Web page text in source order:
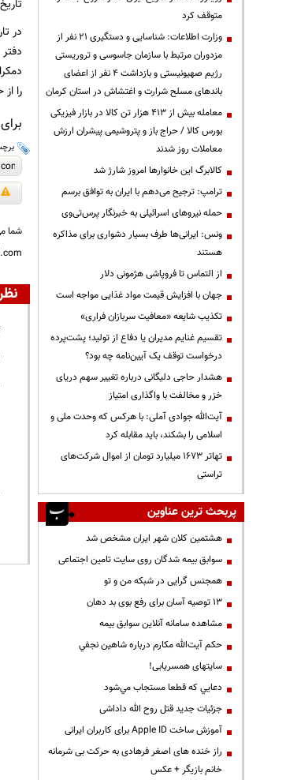
تاریخ جنبش
را
شما
متوقف کرد
وزارت اطلاعات: شناسایی و دستگیری ۲۱ نفر از
مزدوران مرتبط با سازمان جاسوسی و تروریستی
رژیم صهیونیستی و بازداشت ۴ نفر از اعضای
باندهای مسلح شرارت و اغتشاش در استان کرمان
معامله بیش از ۴۱۳ هزار تن کالا در بازار فیزیکی
بورس کالا / حراج باز و پتروشیمی پیشران ارزش
معاملات روز شدند
کالابرگ این خانوارها امروز شارژ شد
ترامپ: ترجیح می‌دهم با ایران به توافق برسم
حمله نیروهای اسرائیلی به خبرنگار پرس‌تی‌وی
ونس: ایرانی‌ها طرف بسیار دشواری برای مذاکره
هستند
از التماس تا فروپاشی هژمونی دلار
جهان با افزایش قیمت مواد غذایی مواجه است
تکذیب شایعه «معافیت سربازان فراری»
تقسیم غنایم مدیران یا دفاع از تولید؛ پشت‌پرده
درخواست توقف یک آیین‌نامه چه بود؟
هشدار حاجی دلیگانی درباره تغییر سهم دریای
خزر و مخالفت با واگذاری امتیاز
آیت‌الله جوادی آملی: با هرکس که وحدت ملی و
اسلامی را بشکند، باید مقابله کرد
تهاتر ۱۶۷۳ میلیارد تومان از اموال شرکت‌های
تراستی
پربحث ترین عناوین
هشتمین کلان شهر ایران مشخص شد
سوابق بیمه شدگان روی سایت تامین اجتماعی
همجنس گرایی در شبکه من و تو
13 توصیه آسان برای رفع بوی بد دهان
مشاهده سامانه آنلاين سوابق بیمه
حكم آيت‌الله مكارم درباره شاهين نجفي
سایتهای همسریابی!
دعايي كه قطعا مستجاب مي‌شود
جزئیات جدید قتل روح الله داداشی
آموزش ساخت Apple ID برای کاربران ایرانی
راز خنده های اصغر فرهادی به حرکت بی شرمانه
خانم بازیگر + عکس